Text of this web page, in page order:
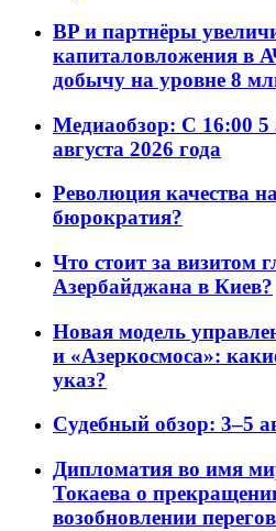
BP и партнёры
капиталовложения в
добычу на уровне 8
Медиаобзор: С 16:00 5
августа 2026 года
Революция качества
бюрократия?
Что стоит за
Азербайджана в Киев?
Новая модель
и «Азеркосмоса»:
указ?
Судебный обзор: 3–5
Дипломатия во имя
Токаева о
возобновлении